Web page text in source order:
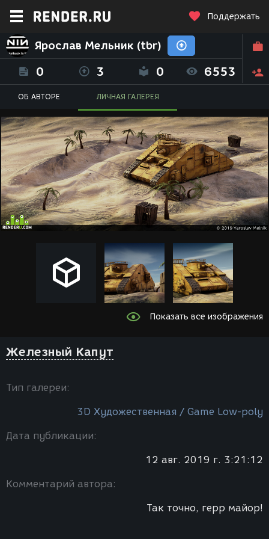
Поддержать
Ярослав Мельник (tbr)
0 3 0 6553
ОБ АВТОРЕ ЛИЧНАЯ ГАЛЕРЕЯ
Показать все изображения
Железный Капут
Тип галереи:
3D Художественная / Game Low-poly
Дата публикации:
12 авг. 2019 г. 3:21:12
Комментарий автора:
Так точно, герр майор!